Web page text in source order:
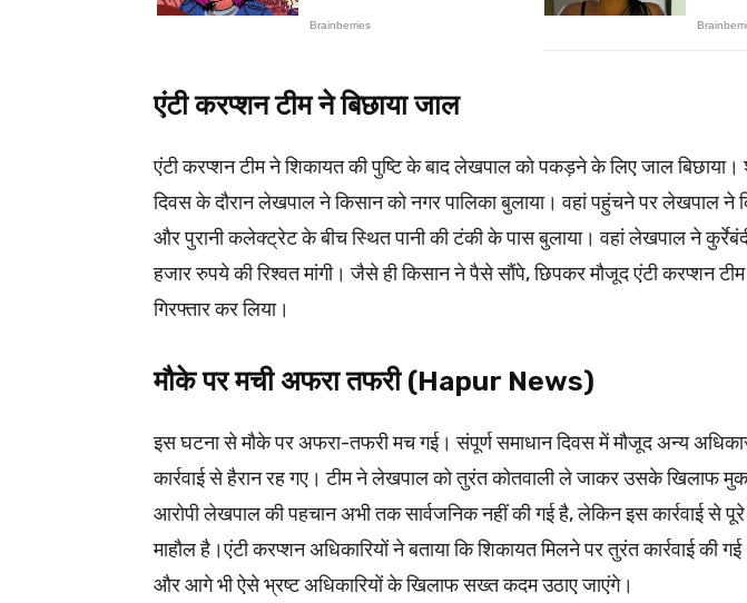
एंटी करप्शन टीम ने बिछाया जाल
एंटी करप्शन टीम ने शिकायत की पुष्टि के बाद लेखपाल को पकड़ने के लिए जाल बिछाया।
दिवस के दौरान लेखपाल ने किसान को नगर पालिका बुलाया। वहां पहुंचने पर लेखपाल ने
और पुरानी कलेक्ट्रेट के बीच स्थित पानी की टंकी के पास बुलाया। वहां लेखपाल ने
हजार रुपये की रिश्वत मांगी। जैसे ही किसान ने पैसे सौंपे, छिपकर मौजूद एंटी करप्शन
गिरफ्तार कर लिया।
मौके पर मची अफरा तफरी (Hapur News)
इस घटना से मौके पर अफरा-तफरी मच गई। संपूर्ण समाधान दिवस में मौजूद अन्य
कार्रवाई से हैरान रह गए। टीम ने लेखपाल को तुरंत कोतवाली ले जाकर उसके खिलाफ
आरोपी लेखपाल की पहचान अभी तक सार्वजनिक नहीं की गई है, लेकिन इस कार्रवाई से
माहौल है।एंटी करप्शन अधिकारियों ने बताया कि शिकायत मिलने पर तुरंत कार्रवाई की
और आगे भी ऐसे भ्रष्ट अधिकारियों के खिलाफ सख्त कदम उठाए जाएंगे।